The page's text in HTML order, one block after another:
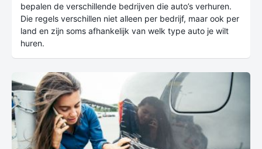
bepalen de verschillende bedrijven die auto’s verhuren.
Die regels verschillen niet alleen per bedrijf, maar ook per
land en zijn soms afhankelijk van welk type auto je wilt
huren.